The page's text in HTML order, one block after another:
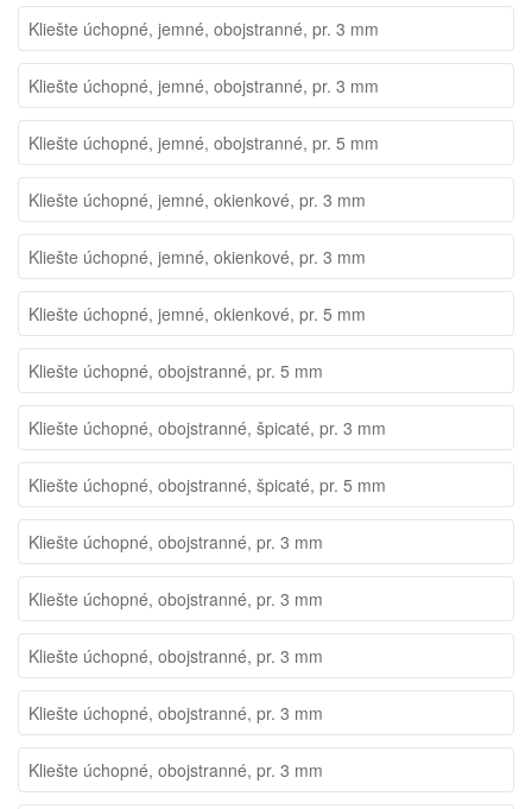
Kliešte úchopné, jemné, obojstranné, pr. 3 mm
Kliešte úchopné, jemné, obojstranné, pr. 3 mm
Kliešte úchopné, jemné, obojstranné, pr. 5 mm
Kliešte úchopné, jemné, okienkové, pr. 3 mm
Kliešte úchopné, jemné, okienkové, pr. 3 mm
Kliešte úchopné, jemné, okienkové, pr. 5 mm
Kliešte úchopné, obojstranné, pr. 5 mm
Kliešte úchopné, obojstranné, špicaté, pr. 3 mm
Kliešte úchopné, obojstranné, špicaté, pr. 5 mm
Kliešte úchopné, obojstranné, pr. 3 mm
Kliešte úchopné, obojstranné, pr. 3 mm
Kliešte úchopné, obojstranné, pr. 3 mm
Kliešte úchopné, obojstranné, pr. 3 mm
Kliešte úchopné, obojstranné, pr. 3 mm